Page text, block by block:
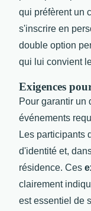
qui préfèrent un
s'inscrire en
double option
qui lui convient
Exigences
Pour garantir un
événements
Les participants
d'identité et,
résidence. Ces
clairement
est essentiel de